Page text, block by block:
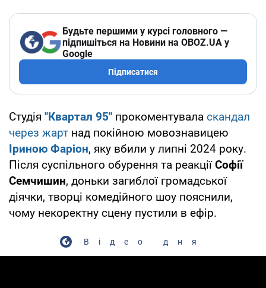
Будьте першими у курсі головного —
підпишіться на Новини на OBOZ.UA у
Google
Підписатися
Студія "Квартал 95" прокоментувала скандал
через жарт над покійною мовознавицею
Іриною Фаріон, яку вбили у липні 2024 року.
Після суспільного обурення та реакціїСофії
Семчишин, доньки загиблої громадської
діячки, творці комедійного шоу пояснили,
чому некоректну сцену пустили в ефір.
Відео дня